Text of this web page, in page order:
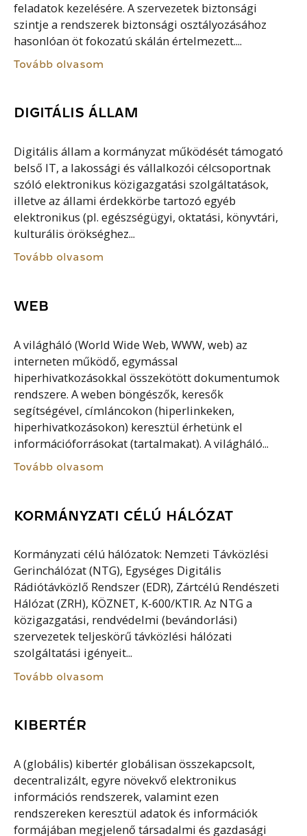
feladatok kezelésére. A szervezetek biztonsági
szintje a rendszerek biztonsági osztályozásához
hasonlóan öt fokozatú skálán értelmezett....
Tovább olvasom
DIGITÁLIS ÁLLAM
Digitális állam a kormányzat működését támogató
belső IT, a lakossági és vállalkozói célcsoportnak
szóló elektronikus közigazgatási szolgáltatások,
illetve az állami érdekkörbe tartozó egyéb
elektronikus (pl. egészségügyi, oktatási, könyvtári,
kulturális örökséghez...
Tovább olvasom
WEB
A világháló (World Wide Web, WWW, web) az
interneten működő, egymással
hiperhivatkozásokkal összekötött dokumentumok
rendszere. A weben böngészők, keresők
segítségével, címláncokon (hiperlinkeken,
hiperhivatkozásokon) keresztül érhetünk el
információforrásokat (tartalmakat). A világháló...
Tovább olvasom
KORMÁNYZATI CÉLÚ HÁLÓZAT
Kormányzati célú hálózatok: Nemzeti Távközlési
Gerinchálózat (NTG), Egységes Digitális
Rádiótávközlő Rendszer (EDR), Zártcélú Rendészeti
Hálózat (ZRH), KÖZNET, K-600/KTIR. Az NTG a
közigazgatási, rendvédelmi (bevándorlási)
szervezetek teljeskörű távközlési hálózati
szolgáltatási igényeit...
Tovább olvasom
KIBERTÉR
A (globális) kibertér globálisan összekapcsolt,
decentralizált, egyre növekvő elektronikus
információs rendszerek, valamint ezen
rendszereken keresztül adatok és információk
formájában megjelenő társadalmi és gazdasági